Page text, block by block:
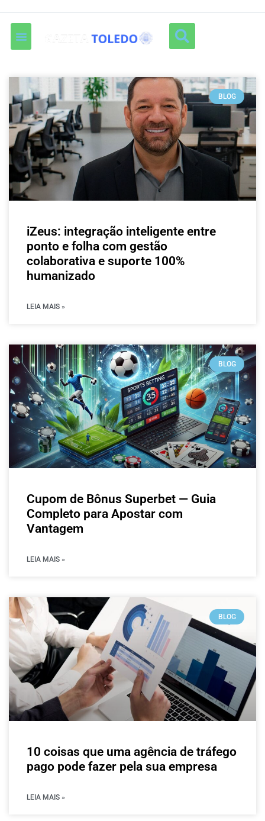
BLOG
iZeus: integração inteligente entre
ponto e folha com gestão
colaborativa e suporte 100%
humanizado
LEIA MAIS »
BLOG
Cupom de Bônus Superbet — Guia
Completo para Apostar com
Vantagem
LEIA MAIS »
BLOG
10 coisas que uma agência de tráfego
pago pode fazer pela sua empresa
LEIA MAIS »